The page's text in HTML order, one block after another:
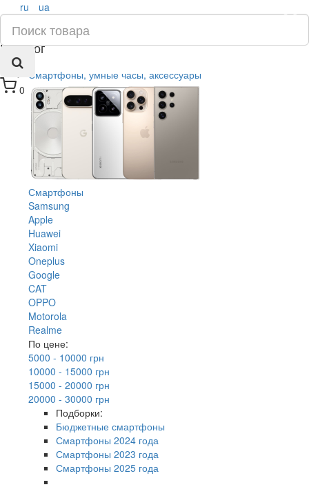
0
×
ru ua
Каталог
Смартфоны, умные часы, аксессуары
Смартфоны
Samsung
Apple
Huawei
Xiaomi
Oneplus
Google
CAT
OPPO
Motorola
Realme
По цене:
5000 - 10000 грн
10000 - 15000 грн
15000 - 20000 грн
20000 - 30000 грн
Подборки:
Бюджетные смартфоны
Смартфоны 2024 года
Смартфоны 2023 года
Смартфоны 2025 года